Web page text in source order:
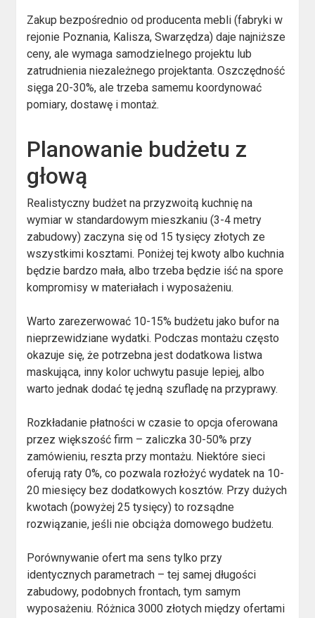
Zakup bezpośrednio od producenta mebli (fabryki w
rejonie Poznania, Kalisza, Swarzędza) daje najniższe
ceny, ale wymaga samodzielnego projektu lub
zatrudnienia niezależnego projektanta. Oszczędność
sięga 20-30%, ale trzeba samemu koordynować
pomiary, dostawę i montaż.
Planowanie budżetu z
głową
Realistyczny budżet na przyzwoitą kuchnię na
wymiar w standardowym mieszkaniu (3-4 metry
zabudowy) zaczyna się od 15 tysięcy złotych ze
wszystkimi kosztami. Poniżej tej kwoty albo kuchnia
będzie bardzo mała, albo trzeba będzie iść na spore
kompromisy w materiałach i wyposażeniu.
Warto zarezerwować 10-15% budżetu jako bufor na
nieprzewidziane wydatki. Podczas montażu często
okazuje się, że potrzebna jest dodatkowa listwa
maskująca, inny kolor uchwytu pasuje lepiej, albo
warto jednak dodać tę jedną szufladę na przyprawy.
Rozkładanie płatności w czasie to opcja oferowana
przez większość firm – zaliczka 30-50% przy
zamówieniu, reszta przy montażu. Niektóre sieci
oferują raty 0%, co pozwala rozłożyć wydatek na 10-
20 miesięcy bez dodatkowych kosztów. Przy dużych
kwotach (powyżej 25 tysięcy) to rozsądne
rozwiązanie, jeśli nie obciąża domowego budżetu.
Porównywanie ofert ma sens tylko przy
identycznych parametrach – tej samej długości
zabudowy, podobnych frontach, tym samym
wyposażeniu. Różnica 3000 złotych między ofertami